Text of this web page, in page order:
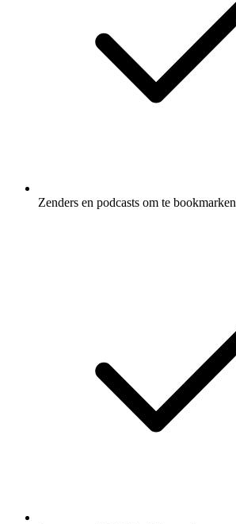
Zenders en podcasts om te bookmarken